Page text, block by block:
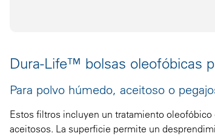
Dura-Life™ bolsas oleofóbicas
Para polvo húmedo, aceitoso o
Estos filtros incluyen un tratamiento
aceitosos. La superficie permite un